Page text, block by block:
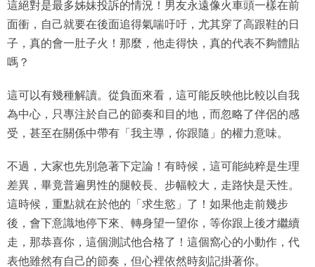
這絕對是最多姊妹投訴的情況！男友永遠像火車頭一樣在前
面衝，自己就要在後面追得氣喘吁吁，尤其穿了高跟鞋的日
子，真的會一肚子火！那麼，他走得快，真的代表不夠體貼
嗎？
這可以有幾種解讀。從負面來看，這可能反映他比較以自我
為中心，只專注於自己的節奏和目的地，而忽略了伴侶的感
受，甚至在關係中帶有「我主導，你跟隨」的權力意味。
不過，大家也先別急著下定論！有時候，這可能純粹是生理
差異，畢竟普遍男性的腿較長、步幅較大，走路快是天性。
這時候，重點就在於他的「求生慾」了！如果他走前幾步
後，會下意識地停下來、轉身望一望你，等你跟上後才繼續
走，那恭喜你，這個測試他合格了！這個窩心的小動作，代
表他雖然有自己的節奏，但心裡依然時刻記掛著你。